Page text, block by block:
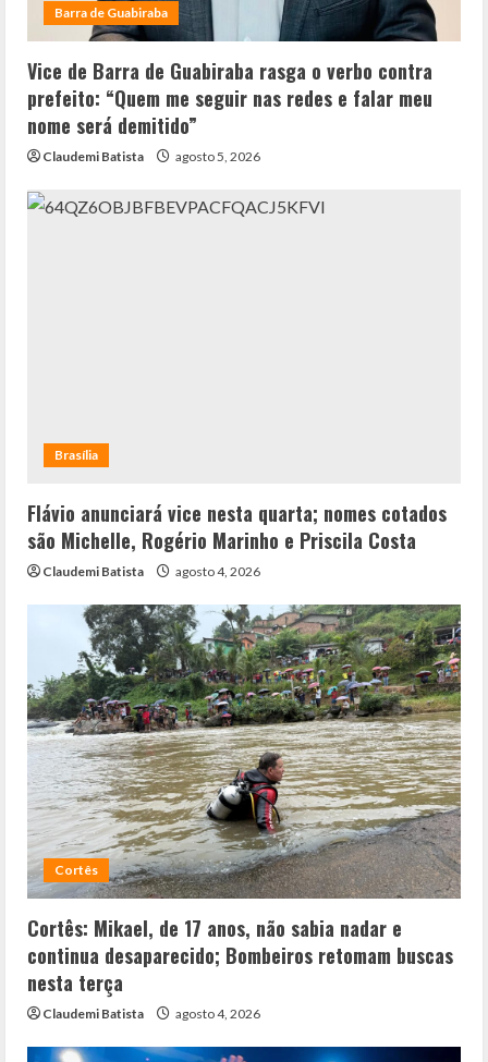
Barra de Guabiraba
Vice de Barra de Guabiraba rasga o verbo contra
prefeito: “Quem me seguir nas redes e falar meu
nome será demitido”
Claudemi Batista agosto 5, 2026
Brasília
Flávio anunciará vice nesta quarta; nomes cotados
são Michelle, Rogério Marinho e Priscila Costa
Claudemi Batista agosto 4, 2026
Cortês
Cortês: Mikael, de 17 anos, não sabia nadar e
continua desaparecido; Bombeiros retomam buscas
nesta terça
Claudemi Batista agosto 4, 2026